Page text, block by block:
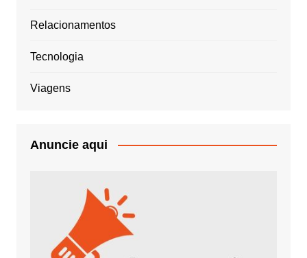
Relacionamentos
Tecnologia
Viagens
Anuncie aqui